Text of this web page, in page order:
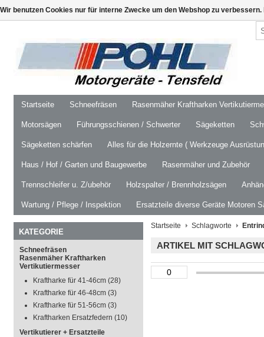
Startseite Schneefräsen Rasenmäher Kraftharken
Motorsägen Führungsschienen / Schwerter Sägeketten
Sägeketten schärfen Alles für die Holzernte ( Werkzeuge
Haus / Hof / Garten und Baugewerbe Rasenmäher und Zubehör
Trennschleifer u. Z/ubehör Holzspalter / Brennholzsägen
Wartung / Pflege / Inspektion Ersatzteile diverse Geräte Motoren
KATEGORIE
Schneefräsen
Rasenmäher Kraftharken
Vertikutiermesser
Kraftharke für 41-46cm (28)
Kraftharke für 46-48cm (3)
Kraftharke für 51-56cm (3)
Kraftharken Ersatzfedern (10)
Vertikutierer + Ersatzteile
Startseite Schlagworte
ARTIKEL MIT
Wir benutzen Cookies nur für interne Zwecke um den Webshop zu